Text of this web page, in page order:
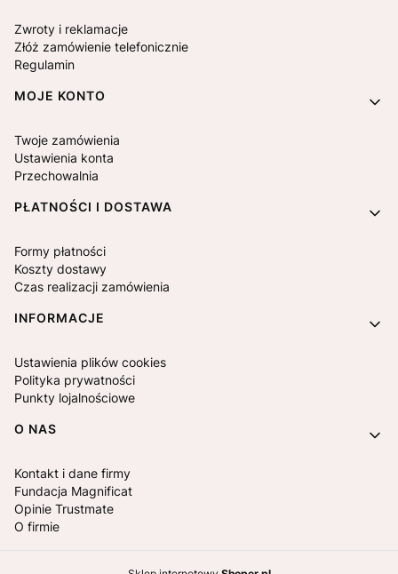
Zwroty i reklamacje
Złóż zamówienie telefonicznie
Regulamin
MOJE KONTO
Twoje zamówienia
Ustawienia konta
Przechowalnia
PŁATNOŚCI I DOSTAWA
Formy płatności
Koszty dostawy
Czas realizacji zamówienia
INFORMACJE
Ustawienia plików cookies
Polityka prywatności
Punkty lojalnościowe
O NAS
Kontakt i dane firmy
Fundacja Magnificat
Opinie Trustmate
O firmie